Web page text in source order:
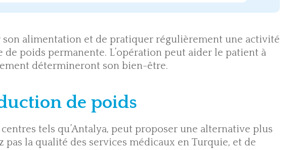
alimentation et de pratiquer régulièrement une activité
poids permanente. L’opération peut aider le patient à
détermineront son bien-être.
de poids
tels qu’Antalya, peut proposer une alternative plus
pas la qualité des services médicaux en Turquie, et de